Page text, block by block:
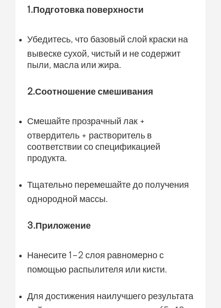
1.Подготовка поверхности
Убедитесь, что базовый слой краски на
вывеске сухой, чистый и не содержит
пыли, масла или жира.
2.Соотношение смешивания
Смешайте прозрачный лак +
отвердитель + растворитель в
соответствии со спецификацией
продукта.
Тщательно перемешайте до получения
однородной массы.
3.Приложение
Нанесите 1–2 слоя равномерно с
помощью распылителя или кисти.
Для достижения наилучшего результата